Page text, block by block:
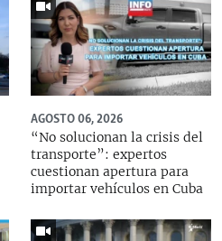
AGOSTO 06, 2026
“No solucionan la crisis del
transporte”: expertos
cuestionan apertura para
importar vehículos en Cuba